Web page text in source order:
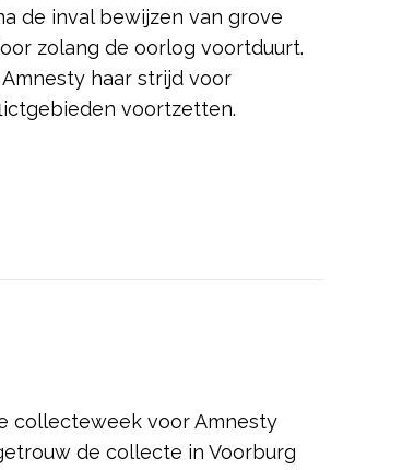
de inval bewijzen van grove
zolang de oorlog voortduurt.
haar strijd voor
voortzetten.
collecteweek voor Amnesty
de collecte in Voorburg